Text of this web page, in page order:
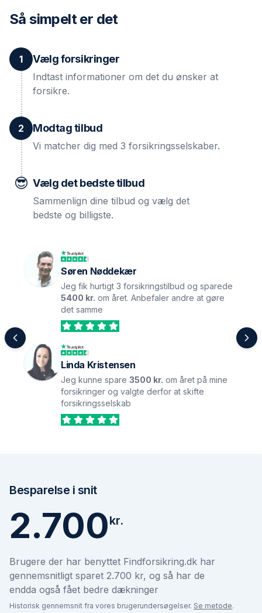
Så simpelt er det
1 Vælg forsikringer
Indtast informationer om det du ønsker at
forsikre.
2 Modtag tilbud
Vi matcher dig med 3 forsikringsselskaber.
😎 Vælg det bedste tilbud
Sammenlign dine tilbud og vælg det
bedste og billigste.
Søren Nøddekær
Jeg fik hurtigt 3 forsikringstilbud og sparede
5400 kr. om året. Anbefaler andre at gøre
det samme
Linda Kristensen
Jeg kunne spare 3500 kr. om året på mine
forsikringer og valgte derfor at skifte
forsikringsselskab
Besparelse i snit
2.700kr.
Brugere der har benyttet Findforsikring.dk har
gennemsnitligt sparet 2.700 kr, og så har de
endda også fået bedre dækninger
Historisk gennemsnit fra vores brugerundersøgelser. Se metode.